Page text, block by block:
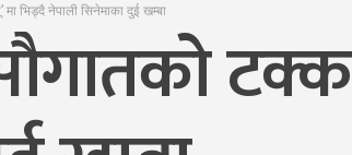
भिड्दै नेपाली सिनेमाका दुई खम्बा